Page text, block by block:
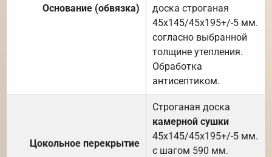
Основание (обвязка)
доска строганая
45х145/45х195+/-5 мм.
согласно выбранной
толщине утепления.
Обработка
антисептиком.
Цокольное перекрытие
Строганая доска
камерной сушки
45х145/45х195+/-5 мм.
с шагом 590 мм.